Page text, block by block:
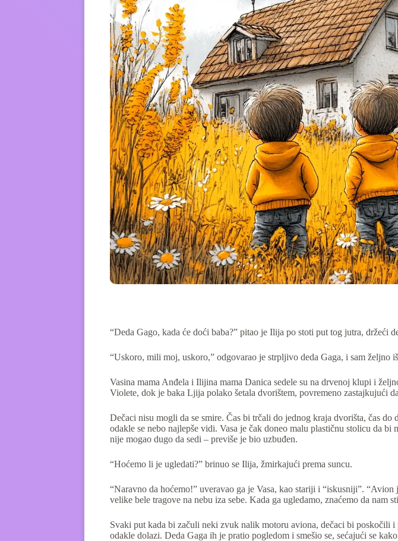
“Deda Gago, kada će doći baba?” pitao je Ilija po stoti put tog jutra, držeći
“Uskoro, mili moj, uskoro,” odgovarao je strpljivo deda Gaga, i sam željno
Vasina mama Anđela i Ilijina mama Danica sedele su na drvenoj klupi i
Violete, dok je baka Ljija polako šetala dvorištem, povremeno zastajkujući
Dečaci nisu mogli da se smire. Čas bi trčali do jednog kraja dvorišta, čas do
odakle se nebo najlepše vidi. Vasa je čak doneo malu plastičnu stolicu da bi
nije mogao dugo da sedi – previše je bio uzbuđen.
“Hoćemo li je ugledati?” brinuo se Ilija, žmirkajući prema suncu.
“Naravno da hoćemo!” uveravao ga je Vasa, kao stariji i “iskusniji”. “Avion
velike bele tragove na nebu iza sebe. Kada ga ugledamo, znaćemo da nam
Svaki put kada bi začuli neki zvuk nalik motoru aviona, dečaci bi poskočili i
odakle dolazi. Deda Gaga ih je pratio pogledom i smešio se, sećajući se